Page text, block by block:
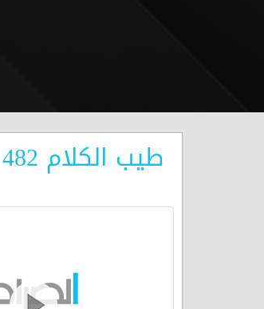
طيب الكلام 482